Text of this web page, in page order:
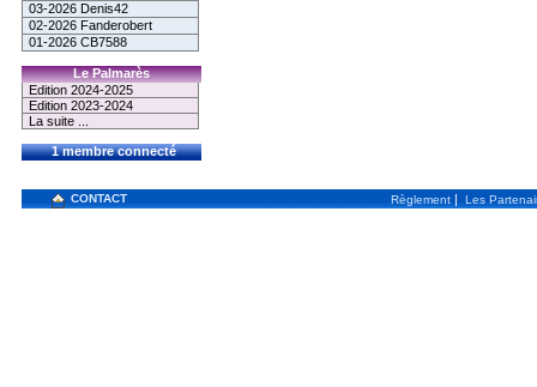
03-2026 Denis42
02-2026 Fanderobert
01-2026 CB7588
Le Palmarès
Edition 2024-2025
Edition 2023-2024
La suite ...
1 membre connecté
CONTACT Règlement | Les